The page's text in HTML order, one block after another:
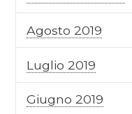
Agosto 2019
Luglio 2019
Giugno 2019